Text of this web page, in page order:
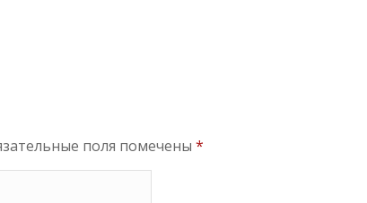
поля помечены *